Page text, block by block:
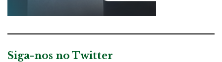
Siga-nos no Twitter